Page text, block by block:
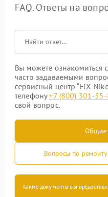
FAQ. Ответы на
Вы можете
часто задаваемыми
сервисный центр “FIX-
телефону+7 (800) 301-
свой вопрос.
Общие
Вопросы по
Какие документы вы